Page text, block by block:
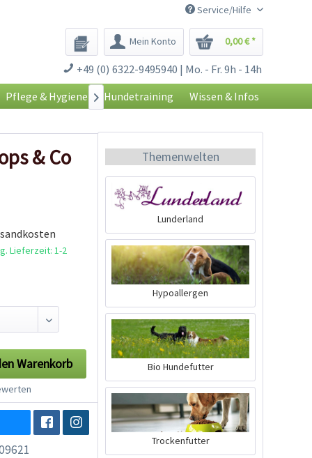
Service/Hilfe
Mein Konto 0,00 € *
+49 (0) 6322-9495940 | Mo. - Fr. 9h - 14h
Pflege & Hygiene Hundetraining Wissen & Infos

& Co
Lieferzeit: 1-2
Warenkorb
Themenwelten
Lunderland
Hypoallergen
Bio Hundefutter
Trockenfutter